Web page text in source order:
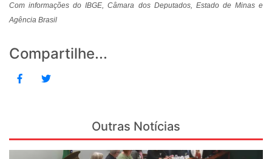
Com informações do IBGE, Câmara dos Deputados, Estado de Minas e
Agência Brasil
Compartilhe...
Outras Notícias